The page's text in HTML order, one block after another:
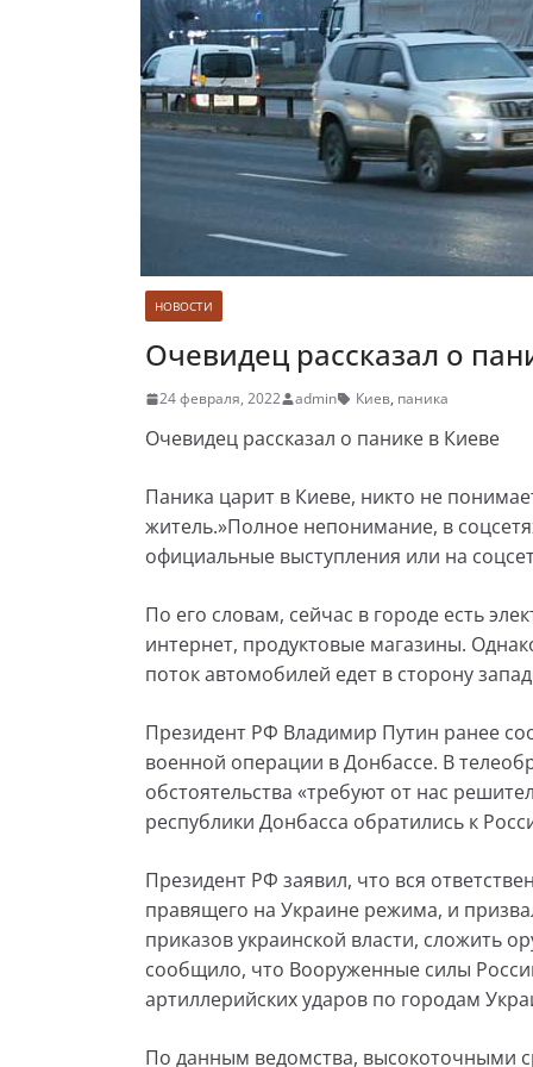
НОВОСТИ
Очевидец рассказал о
24 февраля, 2022 admin Киев, паника
Очевидец рассказал о панике в Киеве
Паника царит в Киеве, никто не
житель.»Полное непонимание, в
официальные выступления или на
По его словам, сейчас в городе есть
интернет, продуктовые магазины.
поток автомобилей едет в сторону
Президент РФ Владимир Путин ранее
военной операции в Донбассе. В
обстоятельства «требуют от нас
республики Донбасса обратились к
Президент РФ заявил, что вся
правящего на Украине режима, и
приказов украинской власти, сложить
сообщило, что Вооруженные силы
артиллерийских ударов по городам
По данным ведомства, высокоточными